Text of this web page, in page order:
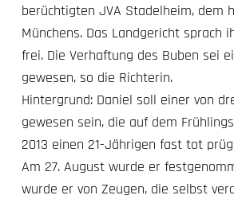
berüchtigten JVA Stadelheim, dem
Münchens. Das Landgericht sprach
frei. Die Verhaftung des Buben sei
gewesen, so die Richterin.
Hintergrund: Daniel soll einer von
gewesen sein, die auf dem
2013 einen 21-Jährigen fast tot
Am 27. August wurde er
wurde er von Zeugen, die selbst